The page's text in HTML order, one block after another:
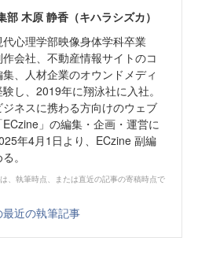
部 木原 静香（キハラシズカ）
心理学部映像身体学科卒業
会社、不動産情報サイトのコ
、人材企業のオウンドメディ
し、2019年に翔泳社に入社。
ジネスに携わる方向けのウェブ
ECzine」の編集・企画・運営に
年4月1日より、ECzine 副編
。
、執筆時点、または直近の記事の寄稿時点で
近の執筆記事